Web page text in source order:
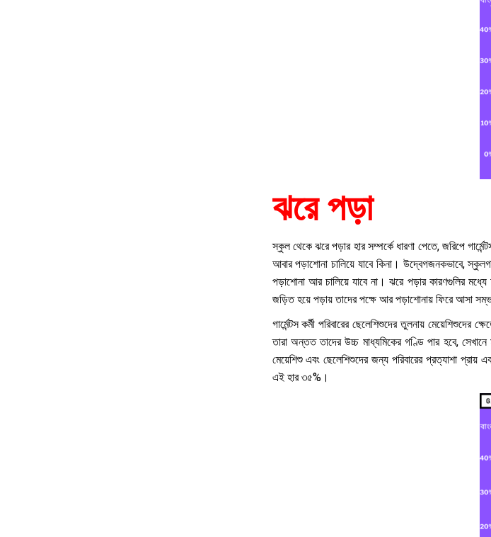
ঝরে পড়া
স্কুল থেকে ঝরে পড়ার হার সম্পর্কে ধারণা পেতে, জরিপে
আবার পড়াশোনা চালিয়ে যাবে কিনা। উদ্বেগজনকভাবে,
পড়াশোনা আর চালিয়ে যাবে না। ঝরে পড়ার কারণগুলির
জড়িত হয়ে পড়ায় তাদের পক্ষে আর পড়াশোনায় ফিরে আসা
গার্মেন্টস কর্মী পরিবারের ছেলেশিশুদের তুলনায়
তারা অন্তত তাদের উচ্চ মাধ্যমিকের গণ্ডি পার হবে,
মেয়েশিশু এবং ছেলেশিশুদের জন্য পরিবারের প্রত্যাশা
এই হার ৩৫%।